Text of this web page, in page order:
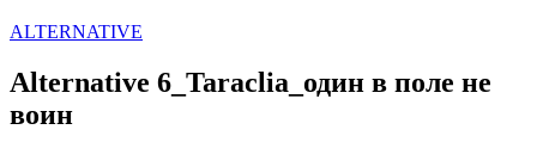
ALTERNATIVE
Alternative 6_Taraclia_один в поле не
воин